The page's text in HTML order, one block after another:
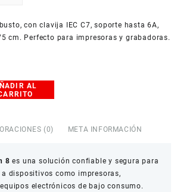
con clavija IEC C7, soporte hasta 6A,
cm. Perfecto para impresoras y grabadoras.
AL
(0) META INFORMACIÓN
8 es una solución confiable y segura para
dispositivos como impresoras,
electrónicos de bajo consumo.